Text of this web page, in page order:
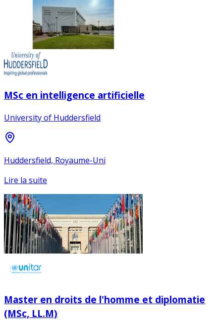
MSc en intelligence artificielle
University of Huddersfield
Huddersfield, Royaume-Uni
Lire la suite
Master en droits de l'homme et diplomatie
(MSc, LL.M)